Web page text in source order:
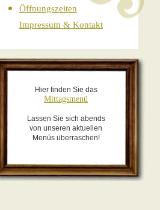
Öffnungszeiten
Impressum & Kontakt
Hier finden Sie das
Mittagsmenü
Lassen Sie sich abends
von unseren aktuellen
Menüs überraschen!